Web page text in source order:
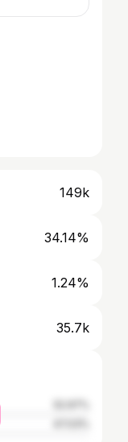
149k
34.14%
1.24%
35.7k